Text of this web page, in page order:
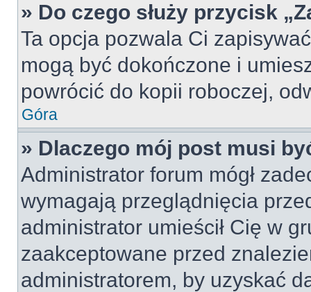
» Do czego służy przycisk
Ta opcja pozwala Ci
mogą być dokończone i
powrócić do kopii roboczej,
Góra
» Dlaczego mój post musi
Administrator forum mógł
wymagają przeglądnięcia
administrator umieścił Cię w
zaakceptowane przed
administratorem, by uzyskać